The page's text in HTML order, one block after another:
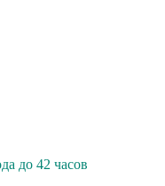
до 42 чacoв